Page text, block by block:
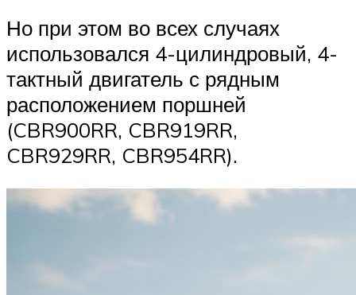
Но при этом во всех случаях
использовался 4-цилиндровый, 4-
тактный двигатель с рядным
расположением поршней
(CBR900RR, CBR919RR,
CBR929RR, CBR954RR).